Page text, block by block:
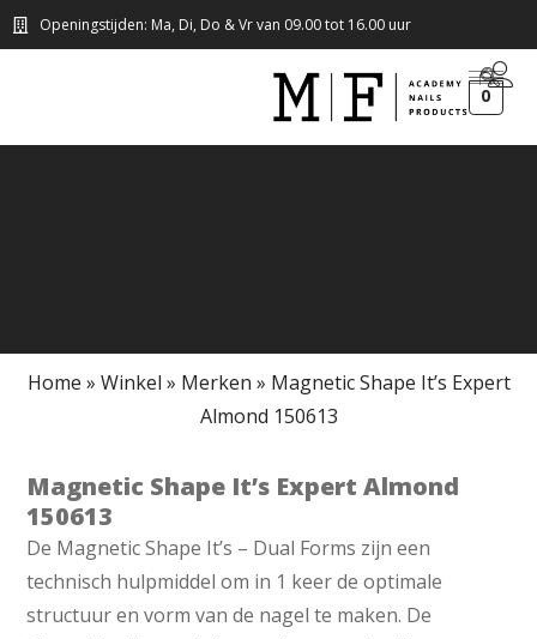
Openingstijden: Ma, Di, Do & Vr van 09.00 tot 16.00 uur
0
Home » Winkel » Merken » Magnetic Shape It’s Expert
Almond 150613
Magnetic Shape It’s Expert Almond
150613
De Magnetic Shape It’s – Dual Forms zijn een
technisch hulpmiddel om in 1 keer de optimale
structuur en vorm van de nagel te maken. De